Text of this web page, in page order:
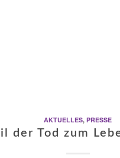
AKTUELLES,PRESSE
der Tod zum